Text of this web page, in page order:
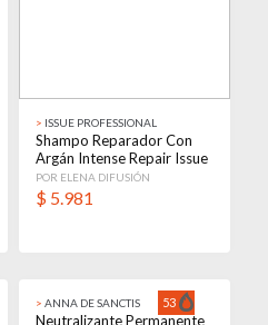
> ISSUE PROFESSIONAL
Shampo Reparador Con
Argán Intense Repair Issue
X 250ml
POR ELENA DIFUSIÓN
$ 5.981
53
> ANNA DE SANCTIS
Neutralizante Permanente